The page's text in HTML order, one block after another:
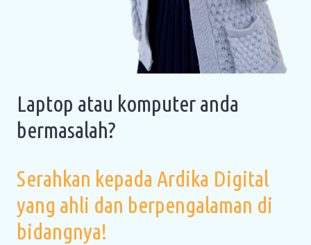
Laptop atau komputer anda
bermasalah?
Serahkan kepada Ardika Digital
yang ahli dan berpengalaman di
bidangnya!